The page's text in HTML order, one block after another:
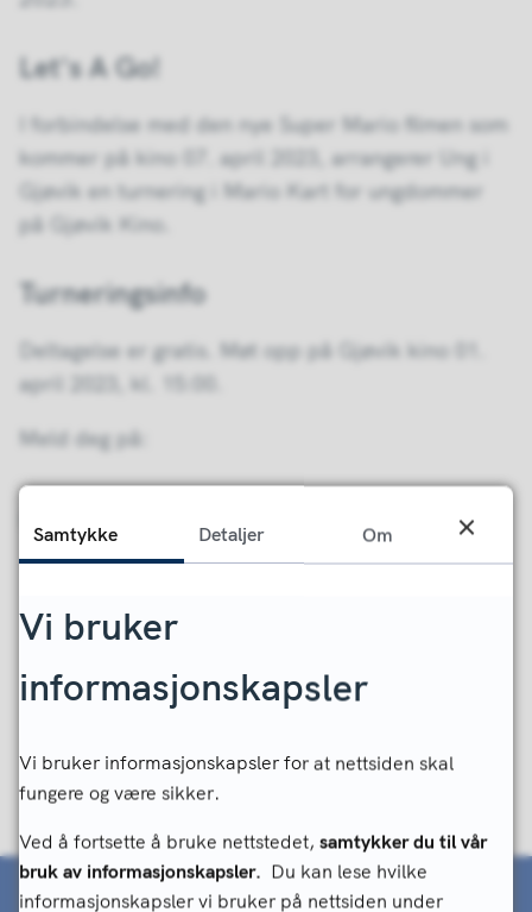
Let's A Go!
I forbindelse med den nye Super Mario filmen som
kommer på kino 07. april 2023, arrangerer Ung i
Gjøvik en turnering i Mario Kart for ungdommer
på Gjøvik Kino.
Turneringsinfo
Deltagelse er gratis. Møt opp på Gjøvik kino 01.
april 2023, kl. 15:00.
Meld deg på:
Fant du det du lette etter?
Samtykke Detaljer Om
Vi bruker
informasjonskapsler
Vi bruker informasjonskapsler for at nettsiden skal
fungere og være sikker.
Ved å fortsette å bruke nettstedet, samtykker du til vår
bruk av informasjonskapsler. Du kan lese hvilke
informasjonskapsler vi bruker på nettsiden under